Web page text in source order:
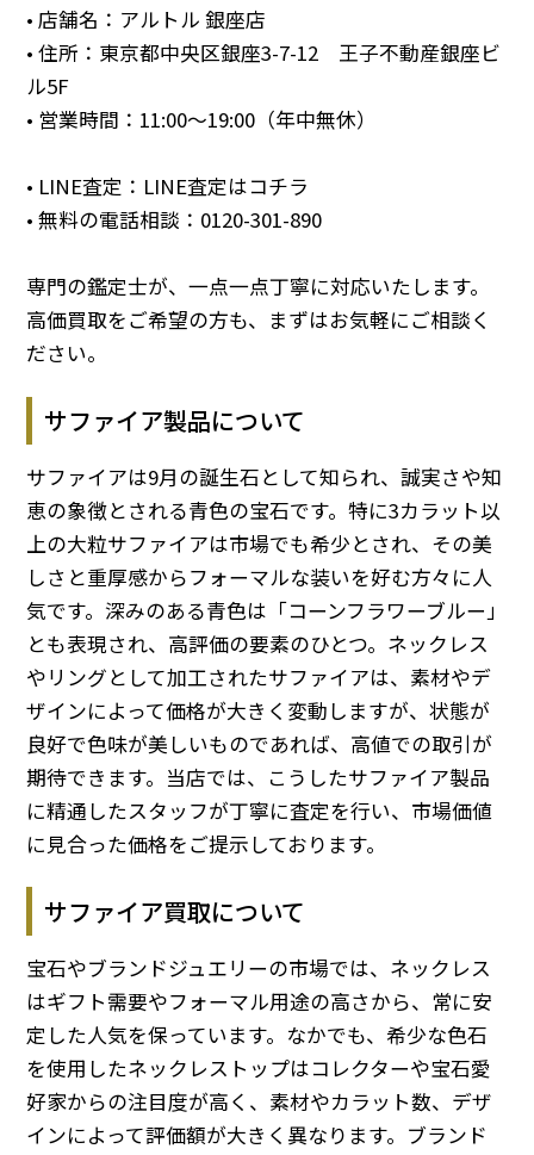
• 店舗名：アルトル 銀座店
• 住所：東京都中央区銀座3-7-12 王子不動産銀座ビ
ル5F
• 営業時間：11:00～19:00（年中無休）
• LINE査定： LINE査定はコチラ
• 無料の電話相談： 0120-301-890
専門の鑑定士が、一点一点丁寧に対応いたします。
高価買取をご希望の方も、まずはお気軽にご相談く
ださい。
サファイア製品について
サファイアは9月の誕生石として知られ、誠実さや知
恵の象徴とされる青色の宝石です。特に3カラット以
上の大粒サファイアは市場でも希少とされ、その美
しさと重厚感からフォーマルな装いを好む方々に人
気です。深みのある青色は「コーンフラワーブルー」
とも表現され、高評価の要素のひとつ。ネックレス
やリングとして加工されたサファイアは、素材やデ
ザインによって価格が大きく変動しますが、状態が
良好で色味が美しいものであれば、高値での取引が
期待できます。当店では、こうしたサファイア製品
に精通したスタッフが丁寧に査定を行い、市場価値
に見合った価格をご提示しております。
サファイア買取について
宝石やブランドジュエリーの市場では、ネックレス
はギフト需要やフォーマル用途の高さから、常に安
定した人気を保っています。なかでも、希少な色石
を使用したネックレストップはコレクターや宝石愛
好家からの注目度が高く、素材やカラット数、デザ
インによって評価額が大きく異なります。ブランド